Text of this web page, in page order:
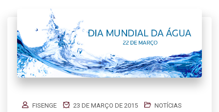
FISENGE 23 DE MARÇO DE 2015 NOTÍCIAS